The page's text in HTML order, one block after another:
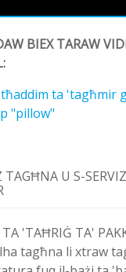
BIEX TARAW
ta 'tagħmir
"pillow"
TAGĦNA U S-
'TAĦRIĠ TA'
tagħna li xtraw